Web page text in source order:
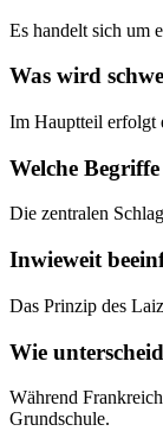
Es handelt sich um
Was wird
Im Hauptteil erfolgt
Welche
Die zentralen
Inwieweit
Das Prinzip des
Wie
Während
Grundschule.